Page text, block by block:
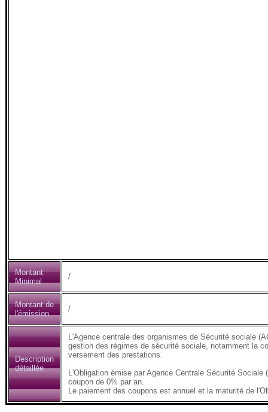
Montant
Minimal
/
Montant de
l'émission
/
Description
détaillée
L'Agence centrale des organismes de Sécurité sociale
gestion des régimes de sécurité sociale, notamment la
versement des prestations.
L'Obligation émise par Agence Centrale Sécurité
coupon de 0% par an.
Le paiement des coupons est annuel et la maturité de